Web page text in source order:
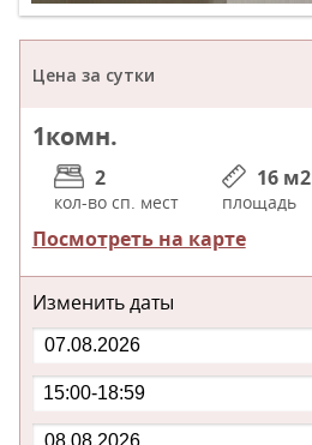
Цена за сутки
1комн.
2
кол-во сп. мест
16 м2
площадь
Посмотреть на карте
Изменить даты